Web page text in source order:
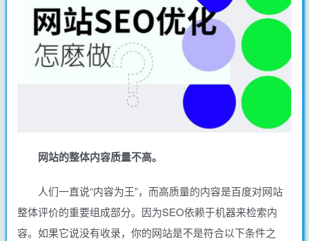
网站的整体内容质量不高。
人们一直说“内容为王”，而高质量的内容是百度对网站
整体评价的重要组成部分。因为SEO依赖于机器来检索内
容。如果它说没有收录，你的网站是不是符合以下条件之